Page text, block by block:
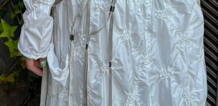
A
B
C
D
E
F
G
I